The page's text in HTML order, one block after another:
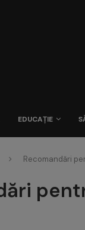
EDUCAȚIE
Recomandări